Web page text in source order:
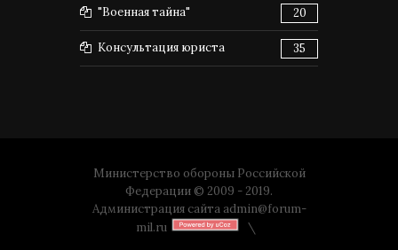
"Военная тайна" 20
Консультация юриста 35
Министерство обороны Российской
Федерации © 2009 - 2019.
Администрация сайта admin@forum-
mil.ru